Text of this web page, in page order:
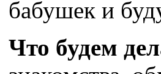
бабушек и
Что будем